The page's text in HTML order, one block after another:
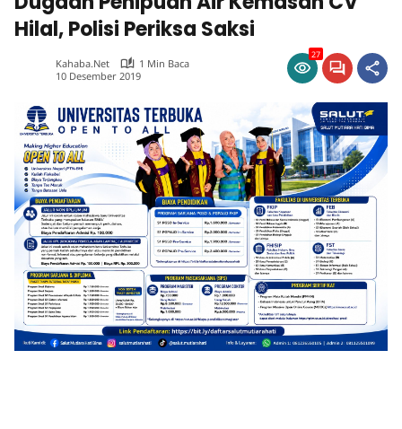
Hilal, Polisi Periksa Saksi
Kahaba.net
1 Min Baca
10 Desember 2019
27